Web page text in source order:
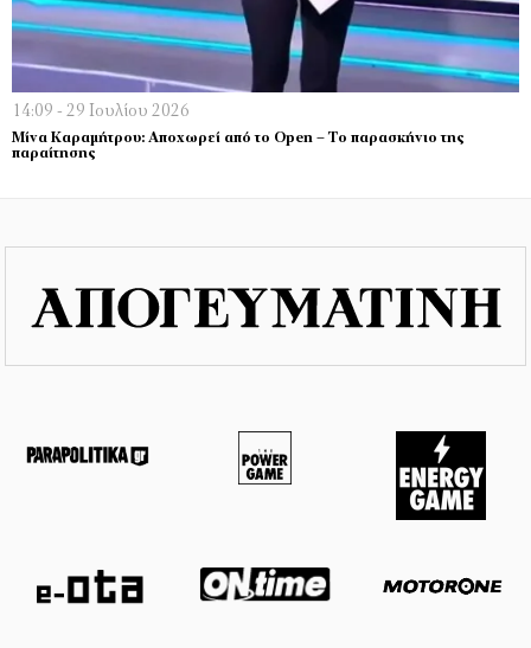
14:09 - 29 Ιουλίου 2026
Μίνα Καραμήτρου: Αποχωρεί από το Open – Το παρασκήνιο της
παραίτησης